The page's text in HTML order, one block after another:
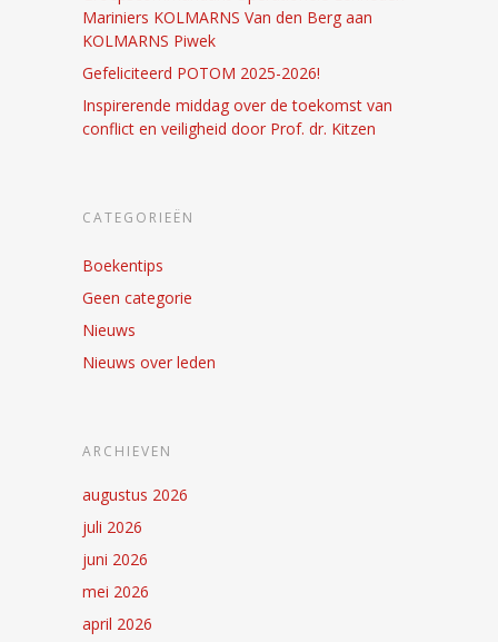
Mariniers KOLMARNS Van den Berg aan
KOLMARNS Piwek
Gefeliciteerd POTOM 2025-2026!
Inspirerende middag over de toekomst van
conflict en veiligheid door Prof. dr. Kitzen
CATEGORIEËN
Boekentips
Geen categorie
Nieuws
Nieuws over leden
ARCHIEVEN
augustus 2026
juli 2026
juni 2026
mei 2026
april 2026